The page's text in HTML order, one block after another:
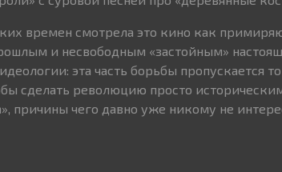
времен смотрела это кино как
и несвободным «застойным»
эта часть борьбы пропускается
сделать революцию просто
причины чего давно уже никому не